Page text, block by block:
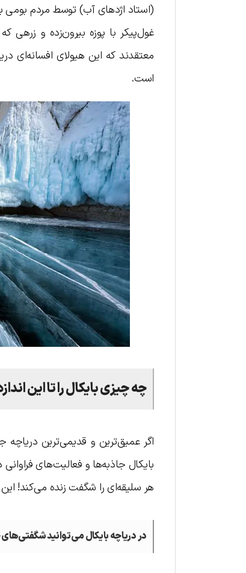
(استاد اژدهای آب) توسط مردم
غول‌پیکر با پوزه بیرون‌زده و
معتقدند که این هیولای افسانه‌ای
است.
چه چیزی بایکال را تا این
اگر عمیق‌ترین و قدیمی‌ترین دریاچه
بایکال جاذبه‌ها و فعالیت‌های فراوانی
هر سلیقه‌ای را شگفت زنده می‌کند!
در دریاچه بایکال می‌توانید